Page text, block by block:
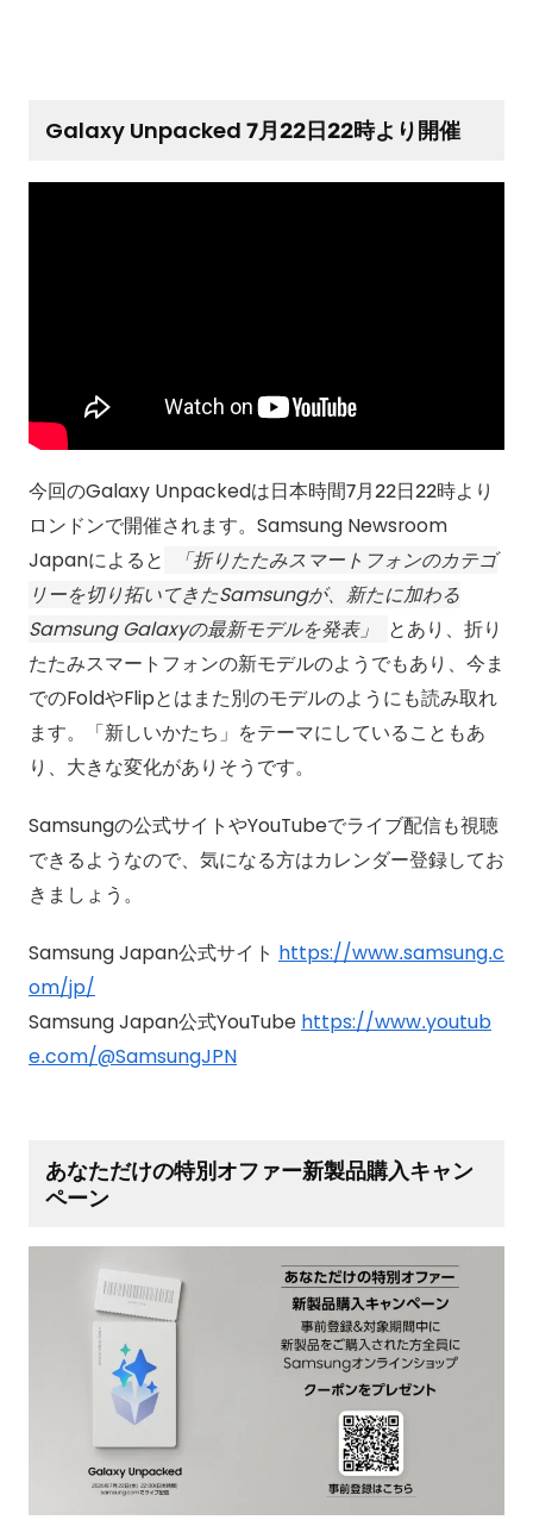
Galaxy Unpacked 7月22日22時より開催
今回のGalaxy Unpackedは日本時間7月22日22時より
ロンドンで開催されます。Samsung Newsroom
Japanによると
折りたたみスマートフォンのカテゴ
リーを切り拓いてきたSamsungが、新たに加わる
Samsung Galaxyの最新モデルを発表
とあり、折り
たたみスマートフォンの新モデルのようでもあり、今ま
でのFoldやFlipとはまた別のモデルのようにも読み取れ
ます。「新しいかたち」をテーマにしていることもあ
り、大きな変化がありそうです。
Samsungの公式サイトやYouTubeでライブ配信も視聴
できるようなので、気になる方はカレンダー登録してお
きましょう。
Samsung Japan公式サイト https://www.samsung.c
om/jp/
Samsung Japan公式YouTube https://www.youtub
e.com/@SamsungJPN
あなただけの特別オファー新製品購入キャン
ペーン